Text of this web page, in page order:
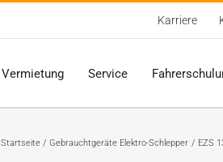
Karriere
Vermietung Service
Startseite Gebrauchtgeräte Elektro-Schlepper EZS